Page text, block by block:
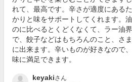
れて、最高です。辛さが適度にある
かりと味をサポートしてくれます。
のに比べるとくどくなくて、ラー油
で、餃子などはもちろんのこと、さ
に出来ます。辛いものが好きなので
味に満足できます。
keyakiさん